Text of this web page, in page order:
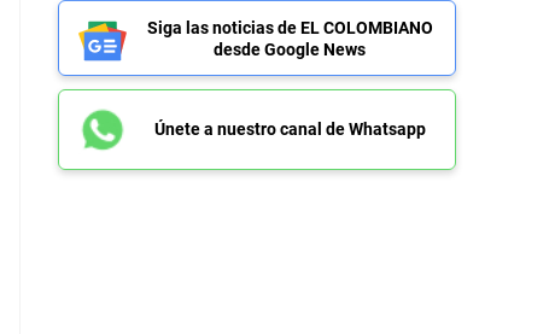
Siga las noticias de EL COLOMBIANO
desde Google News
Únete a nuestro canal de Whatsapp